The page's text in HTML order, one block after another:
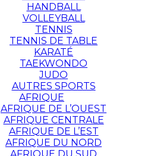
HANDBALL
VOLLEYBALL
TENNIS
TENNIS DE TABLE
KARATÉ
TAEKWONDO
JUDO
AUTRES SPORTS
AFRIQUE
AFRIQUE DE L’OUEST
AFRIQUE CENTRALE
AFRIQUE DE L’EST
AFRIQUE DU NORD